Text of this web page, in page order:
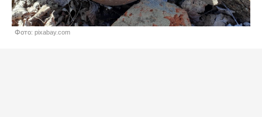
Фото: pixabay.com